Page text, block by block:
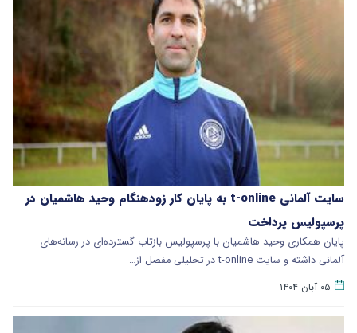
سایت آلمانی t-online به پایان کار زودهنگام وحید هاشمیان در
پرسپولیس پرداخت
پایان همکاری وحید هاشمیان با پرسپولیس بازتاب گسترده‌ای در رسانه‌های
آلمانی داشته و سایت t-online در تحلیلی مفصل از…
۰۵ آبان ۱۴۰۴